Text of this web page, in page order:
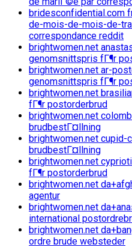
bridesconfidential.com
de-mois-de-mois-de-
correspondance reddit
brightwomen.net
genomsnittspris fГ¶r
brightwomen.net ar-
genomsnittspris fГ¶r
brightwomen.net
fГ¶r postorderbrud
brightwomen.net
brudbestГ¤llning
brightwomen.net cupid-
brudbestГ¤llning
brightwomen.net
fГ¶r postorderbrud
brightwomen.net
agentur
brightwomen.net
international
brightwomen.net
ordre brude websteder